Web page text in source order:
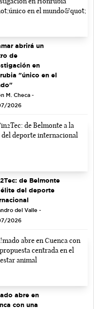
abrirá un
de
en
"único en el
M. Checa -
2026
de Belmonte
del deporte
del Valle -
2026
abre en
con una